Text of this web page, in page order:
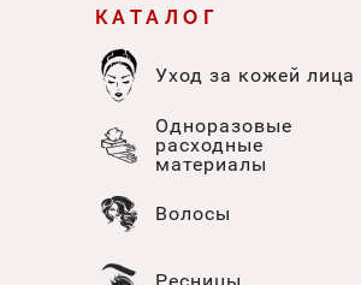
КАТАЛОГ
Уход за кожей лица
Одноразовые
расходные
материалы
Волосы
Ресницы